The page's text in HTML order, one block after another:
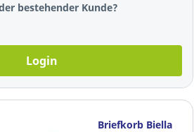
bestehender Kunde?
Login
Briefkorb Biella